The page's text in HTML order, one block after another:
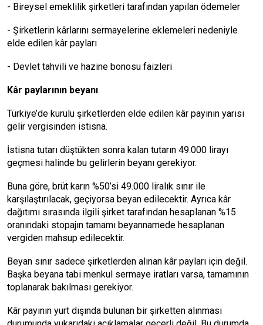
- Bireysel emeklilik şirketleri tarafından yapılan ödemeler
- Şirketlerin kârlarını sermayelerine eklemeleri nedeniyle
elde edilen kâr payları
- Devlet tahvili ve hazine bonosu faizleri
Kâr paylarının beyanı
Türkiye’de kurulu şirketlerden elde edilen kâr payının yarısı
gelir vergisinden istisna.
İstisna tutarı düştükten sonra kalan tutarın 49.000 lirayı
geçmesi halinde bu gelirlerin beyanı gerekiyor.
Buna göre, brüt karın %50’si 49.000 liralık sınır ile
karşılaştırılacak, geçiyorsa beyan edilecektir. Ayrıca kâr
dağıtımı sırasında ilgili şirket tarafından hesaplanan %15
oranındaki stopajın tamamı beyannamede hesaplanan
vergiden mahsup edilecektir.
Beyan sınır sadece şirketlerden alınan kâr payları için değil.
Başka beyana tabi menkul sermaye iratları varsa, tamamının
toplanarak bakılması gerekiyor.
Kâr payının yurt dışında bulunan bir şirketten alınması